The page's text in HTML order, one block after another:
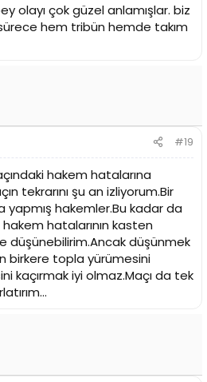
olayı çok güzel anlamışlar. biz
hem tribün hemde takım
#19
hakem hatalarına
tekrarını şu an izliyorum.Bir
hakemler.Bu kadar da
hakem hatalarının kasten
düşünebilirim.Ancak düşünmek
birkere topla yürümesini
kaçırmak iyi olmaz.Maçı da tek